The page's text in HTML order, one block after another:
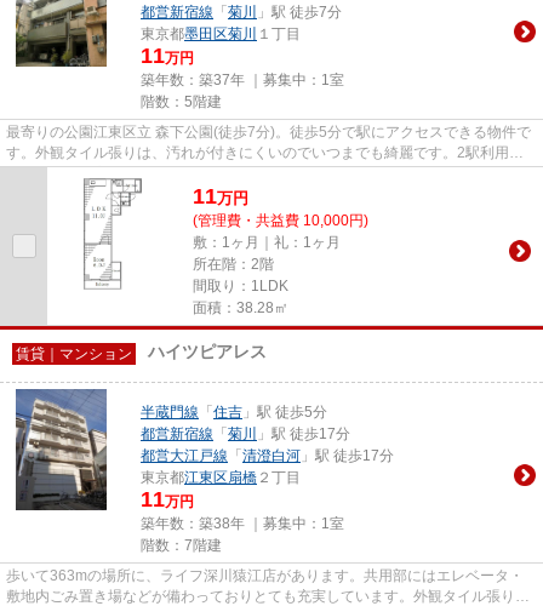
都営新宿線 「 菊川
」駅 徒歩7分
東京都墨田区菊川 １丁目
11万円
築年数：築37年 ｜募集中： 1室
階数：5階建
最寄りの公園江東区立 森下公園(徒歩7分)。徒歩5分で駅にアクセスできる物件で
す。外観タイル張りは、汚れが付きにくいのでいつまでも綺麗です。2駅利用可
11万円
(管理費・共益費 10,000円)
敷：1ヶ月｜礼：1ヶ月
所在階：2階
間取り：1LDK
面積：38.28㎡
賃貸｜マンション ハイツピアレス
半蔵門線 「 住吉 」駅 徒歩5分
都営新宿線 「 菊川
」駅 徒歩17分
都営大江戸線 「 清澄白河 」駅 徒歩17分
東京都江東区扇橋 ２丁目
11万円
築年数：築38年 ｜募集中： 1室
階数：7階建
歩いて363mの場所に、ライフ深川猿江店があります。共用部にはエレベータ・
敷地内ごみ置き場などが備わっておりとても充実しています。外観タイル張りを